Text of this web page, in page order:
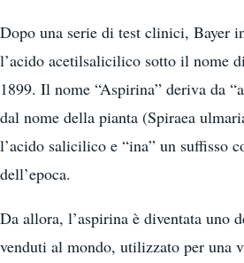
Dopo una serie di test clinici, Bayer
l’acido acetilsalicilico sotto il nome
1899. Il nome “Aspirina” deriva da
dal nome della pianta (Spiraea
l’acido salicilico e “ina” un suffisso
dell’epoca.
Da allora, l’aspirina è diventata uno
venduti al mondo, utilizzato per una